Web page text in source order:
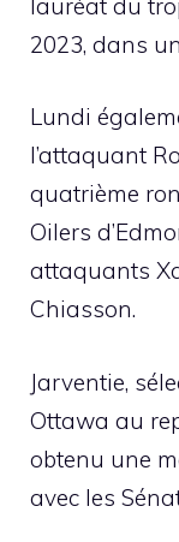
2023, dans
Lundi
l’attaquant
quatrième
Oilers
attaquants
Chiasson.
Jarventie,
Ottawa au
obtenu une
avec les